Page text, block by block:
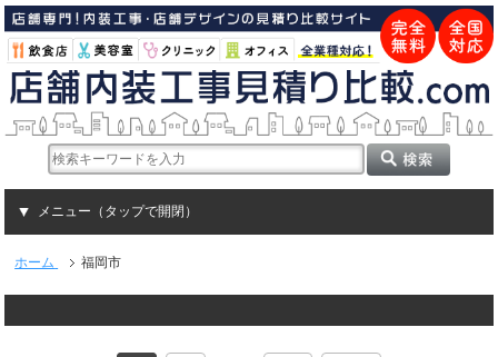
メニュー（タップで開閉）
ホーム 福岡市